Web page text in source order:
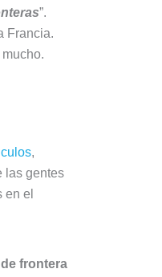
”.
Francia.
,
las gentes
el
frontera